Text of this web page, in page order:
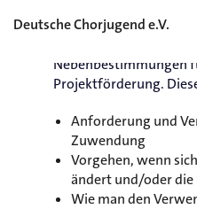
Deutsche Chorjugend e.V.
Nebenbestimmungen
Projektförderung.
Anforderung und
Zuwendung
Vorgehen, wenn
ändert und/oder
Wie man den